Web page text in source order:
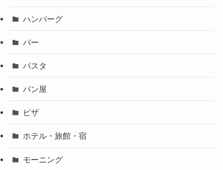
ハンバーグ
バー
パスタ
パン屋
ピザ
ホテル・旅館・宿
モーニング